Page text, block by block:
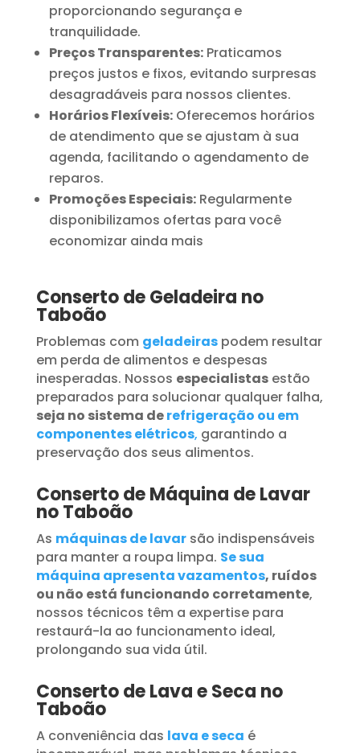
proporcionando segurança e
tranquilidade.
Preços Transparentes:Praticamos
preços justos e fixos, evitando surpresas
desagradáveis para nossos clientes.
Horários Flexíveis:Oferecemos horários
de atendimento que se ajustam à sua
agenda, facilitando o agendamento de
reparos.
Promoções Especiais:Regularmente
disponibilizamos ofertas para você
economizar ainda mais
Conserto de Geladeira no
Taboão
Problemas com geladeiraspodem resultar
em perda de alimentos e despesas
inesperadas. Nossos especialistasestão
preparados para solucionar qualquer falha,
seja no sistema derefrigeração ou em
componentes elétricos, garantindo a
preservação dos seus alimentos.
Conserto de Máquina de Lavar
no Taboão
As máquinas de lavar são indispensáveis
para manter a roupa limpa. Se sua
máquina apresenta vazamentos, ruídos
ou não está funcionando corretamente,
nossos técnicos têm a expertise para
restaurá-la ao funcionamento ideal,
prolongando sua vida útil.
Conserto de Lava e Seca no
Taboão
A conveniência das lava e seca é